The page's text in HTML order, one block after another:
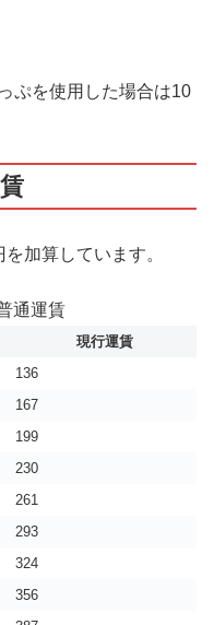
ぷを使用した場合は10
加算しています。
通運賃
現行運賃
136
167
199
230
261
293
324
356